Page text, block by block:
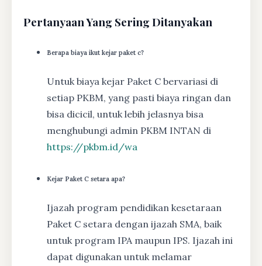
Pertanyaan Yang Sering Ditanyakan
Berapa biaya ikut kejar paket c?
Untuk biaya kejar Paket C bervariasi di
setiap PKBM, yang pasti biaya ringan dan
bisa dicicil, untuk lebih jelasnya bisa
menghubungi admin PKBM INTAN di
https://pkbm.id/wa
Kejar Paket C setara apa?
Ijazah program pendidikan kesetaraan
Paket C setara dengan ijazah SMA, baik
untuk program IPA maupun IPS. Ijazah ini
dapat digunakan untuk melamar